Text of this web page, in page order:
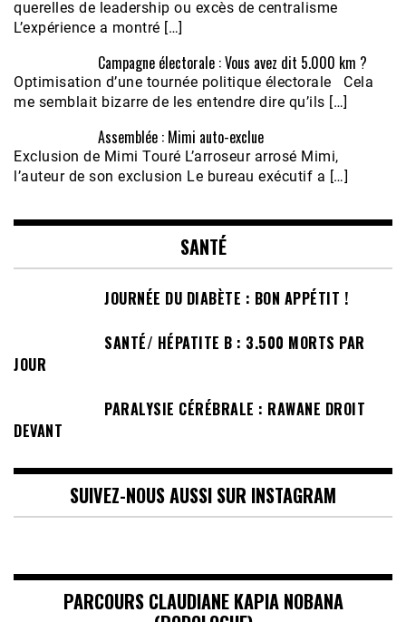
querelles de leadership ou excès de centralisme
L’expérience a montré […]
Campagne électorale : Vous avez dit 5.000 km ?
Optimisation d’une tournée politique électorale Cela
me semblait bizarre de les entendre dire qu’ils […]
Assemblée : Mimi auto-exclue
Exclusion de Mimi Touré L’arroseur arrosé Mimi,
l’auteur de son exclusion Le bureau exécutif a […]
SANTÉ
JOURNÉE DU DIABÈTE : BON APPÉTIT !
SANTÉ/ HÉPATITE B : 3.500 MORTS PAR
JOUR
PARALYSIE CÉRÉBRALE : RAWANE DROIT
DEVANT
SUIVEZ-NOUS AUSSI SUR INSTAGRAM
PARCOURS CLAUDIANE KAPIA NOBANA